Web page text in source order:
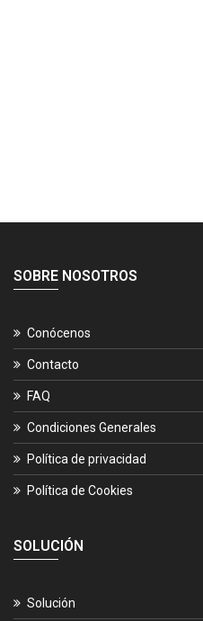
SOBRE NOSOTROS
Conócenos
Contacto
FAQ
Condiciones Generales
Política de privacidad
Política de Cookies
SOLUCIÓN
Solución